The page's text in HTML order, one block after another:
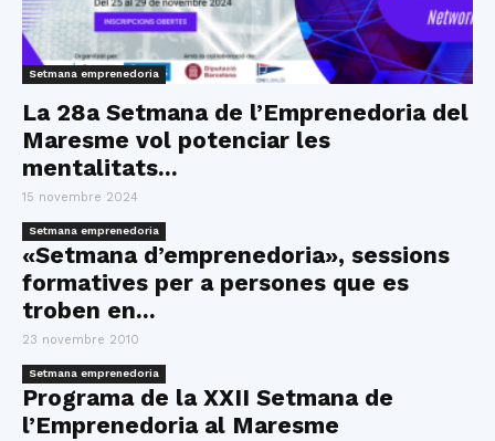
Setmana emprenedoria
La 28a Setmana de l’Emprenedoria del
Maresme vol potenciar les
mentalitats...
15 novembre 2024
Setmana emprenedoria
«Setmana d’emprenedoria», sessions
formatives per a persones que es
troben en...
23 novembre 2010
Setmana emprenedoria
Programa de la XXII Setmana de
l’Emprenedoria al Maresme